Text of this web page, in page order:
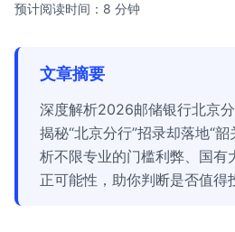
预计阅读时间：8 分钟
文章摘要
深度解析2026邮储银行北京分
揭秘“北京分行”招录却落地“
析不限专业的门槛利弊、国有
正可能性，助你判断是否值得